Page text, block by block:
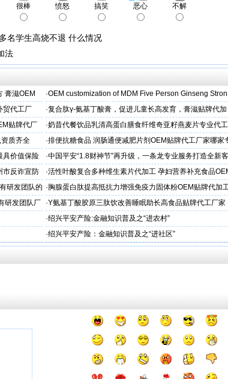
很棒 愤怒 搞笑 恶心 不解
名学生高烧不退 什么情况
法
膏滋OEM ·OEM customization of MDM Five Person Ginseng Stron
贸代工厂 ·复合肽γ-氨基丁酸膏，促进儿童长高发育，膏滋贴牌代加
工厂家
贴牌代厂
·奶昔代餐饮品乳清高蛋白膳食纤维奇亚籽燕麦片专业代工
厂家
质齐全 ·排便抗糖食品 润肠通便减肥片剂OEM贴牌代工厂家哪家
业
具价值保险
·中国平安“1.8财神节”再升级，一条龙专业服务打造全新客
户体验
市反诈宣防
·活性叶酸复合多种维生素片代加工 孕妇营养补充食品
厂家
研发团队的 · 胸腺蛋白肽提高抵抗力增强免疫力固体粉OEM贴牌代加
生产厂
研发团队厂
·Y氨基丁酸胶原三肽饮改善睡眠助长高食品贴牌代工厂家
哪家专业
·绍兴平安产险:金融知识普及之“进农村”
·绍兴平安产险：金融知识普及之“进社区”